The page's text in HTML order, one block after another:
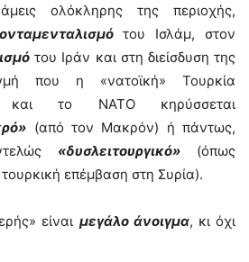
ολόκληρης της περιοχής,
του Ισλάμ, στον
του Ιράν και στη διείσδυση της
που η «νατοϊκή» Τουρκία
το ΝΑΤΟ κηρύσσεται
(από τον Μακρόν) ή πάντως,
«δυσλειτουργικό» (όπως
επέμβαση στη Συρία).
είναι μεγάλο άνοιγμα, κι όχι